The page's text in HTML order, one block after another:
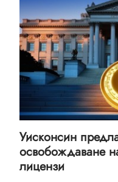
Уисконсин
освобождаване
лицензи